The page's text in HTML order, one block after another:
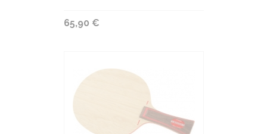
65,90 €